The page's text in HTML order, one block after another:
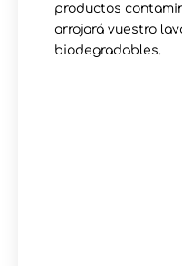
productos
arrojará vuestro
biodegradables.